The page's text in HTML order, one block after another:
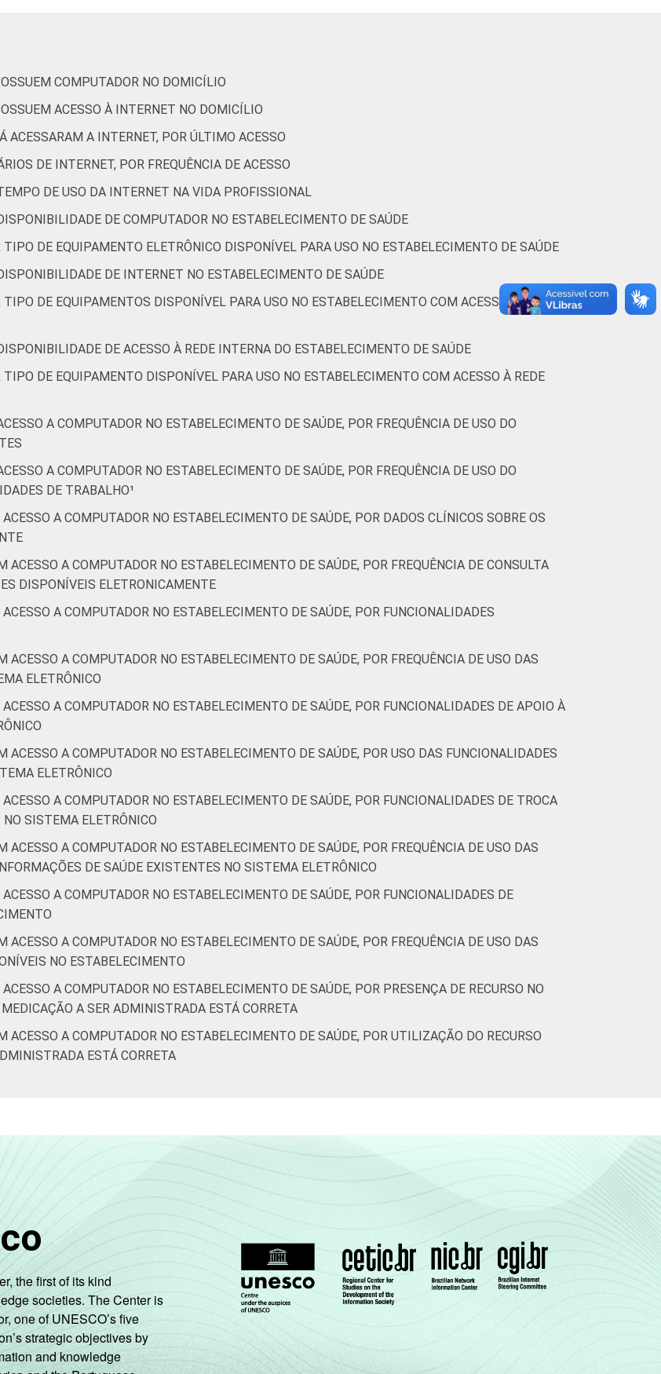
32 21
15 14
28 16 12 17
28 31 26 14
28 16 21
no estabelecimento de saúde. Respostas estimuladas. Cada item apresentado se refere
COMPUTADOR NO DOMICÍLIO
ACESSO À INTERNET NO DOMICÍLIO
ACESSARAM A INTERNET, POR ÚLTIMO ACESSO
DE INTERNET, POR FREQUÊNCIA DE ACESSO
DE USO DA INTERNET NA VIDA PROFISSIONAL
DE COMPUTADOR NO ESTABELECIMENTO DE SAÚDE
TIPO DE EQUIPAMENTO ELETRÔNICO DISPONÍVEL PARA USO NO ESTABELECIMENTO DE SAÚDE
DE INTERNET NO ESTABELECIMENTO DE SAÚDE
TIPO DE EQUIPAMENTOS DISPONÍVEL PARA USO NO ESTABELECIMENTO COM ACESSO À
DE ACESSO À REDE INTERNA DO ESTABELECIMENTO DE SAÚDE
DE EQUIPAMENTO DISPONÍVEL PARA USO NO ESTABELECIMENTO COM ACESSO À REDE
A COMPUTADOR NO ESTABELECIMENTO DE SAÚDE, POR FREQUÊNCIA DE USO DO
A COMPUTADOR NO ESTABELECIMENTO DE SAÚDE, POR FREQUÊNCIA DE USO DO
DE TRABALHO¹
A COMPUTADOR NO ESTABELECIMENTO DE SAÚDE, POR DADOS CLÍNICOS SOBRE OS
ACESSO A COMPUTADOR NO ESTABELECIMENTO DE SAÚDE, POR FREQUÊNCIA DE CONSULTA
DISPONÍVEIS ELETRONICAMENTE
A COMPUTADOR NO ESTABELECIMENTO DE SAÚDE, POR FUNCIONALIDADES
ACESSO A COMPUTADOR NO ESTABELECIMENTO DE SAÚDE, POR FREQUÊNCIA DE USO DAS
ELETRÔNICO
A COMPUTADOR NO ESTABELECIMENTO DE SAÚDE, POR FUNCIONALIDADES DE APOIO À
ACESSO A COMPUTADOR NO ESTABELECIMENTO DE SAÚDE, POR USO DAS FUNCIONALIDADES
ELETRÔNICO
A COMPUTADOR NO ESTABELECIMENTO DE SAÚDE, POR FUNCIONALIDADES DE TROCA
SISTEMA ELETRÔNICO
ACESSO A COMPUTADOR NO ESTABELECIMENTO DE SAÚDE, POR FREQUÊNCIA DE USO DAS
DE SAÚDE EXISTENTES NO SISTEMA ELETRÔNICO
A COMPUTADOR NO ESTABELECIMENTO DE SAÚDE, POR FUNCIONALIDADES DE
ACESSO A COMPUTADOR NO ESTABELECIMENTO DE SAÚDE, POR FREQUÊNCIA DE USO DAS
NO ESTABELECIMENTO
A COMPUTADOR NO ESTABELECIMENTO DE SAÚDE, POR PRESENÇA DE RECURSO NO
A SER ADMINISTRADA ESTÁ CORRETA
ACESSO A COMPUTADOR NO ESTABELECIMENTO DE SAÚDE, POR UTILIZAÇÃO DO RECURSO
ESTÁ CORRETA
the first of its kind
societies. The Center is
one of UNESCO’s five
strategic objectives by
and knowledge